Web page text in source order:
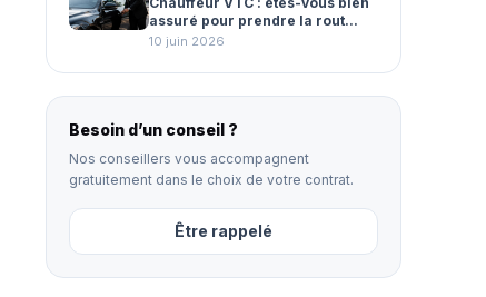
assuré pour prendre la rout...
10 juin 2026
Besoin d’un conseil ?
Nos conseillers vous accompagnent
gratuitement dans le choix de votre contrat.
Être rappelé